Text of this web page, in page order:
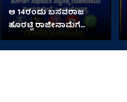
ಆ 14ರಂದು ಬಸವರಾಜ
ಹೊರಟ್ಟಿ ರಾಜೀನಾಮೆಗೆ
ನಿರ್ಧಾರ